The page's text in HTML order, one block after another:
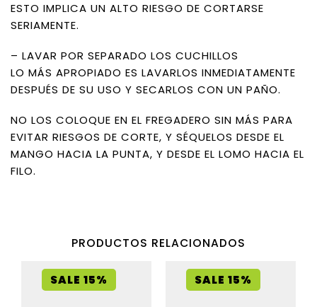
ESTO IMPLICA UN ALTO RIESGO DE CORTARSE
SERIAMENTE.
– LAVAR POR SEPARADO LOS CUCHILLOS
LO MÁS APROPIADO ES LAVARLOS INMEDIATAMENTE
DESPUÉS DE SU USO Y SECARLOS CON UN PAÑO.
NO LOS COLOQUE EN EL FREGADERO SIN MÁS PARA
EVITAR RIESGOS DE CORTE, Y SÉQUELOS DESDE EL
MANGO HACIA LA PUNTA, Y DESDE EL LOMO HACIA EL
FILO.
PRODUCTOS RELACIONADOS
SALE 15% SALE 15%